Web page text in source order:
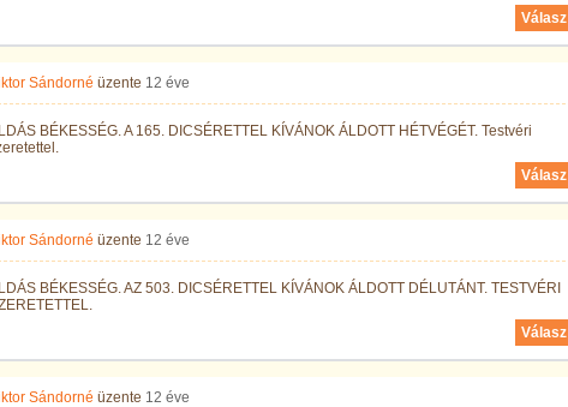
Válasz
Sándorné üzente 12 éve
BÉKESSÉG. A 165. DICSÉRETTEL KÍVÁNOK ÁLDOTT HÉTVÉGÉT. Testvéri
Válasz
Sándorné üzente 12 éve
BÉKESSÉG. AZ 503. DICSÉRETTEL KÍVÁNOK ÁLDOTT DÉLUTÁNT. TESTVÉRI
Válasz
Sándorné üzente 12 éve